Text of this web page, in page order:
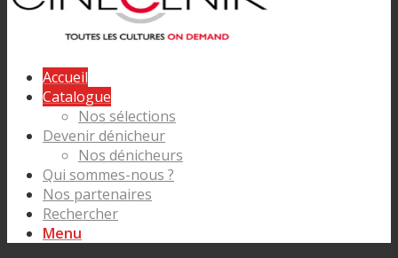
Accueil
Catalogue
Nos sélections
Devenir dénicheur
Nos dénicheurs
Qui sommes-nous ?
Nos partenaires
Rechercher
Menu